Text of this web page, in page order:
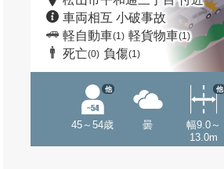
車両相互 小破事故
軽自動車(1) 軽貨物車(1)
死亡(0) 負傷(1)
45～54歳
他
曇
幅9.0～
13.0m
他